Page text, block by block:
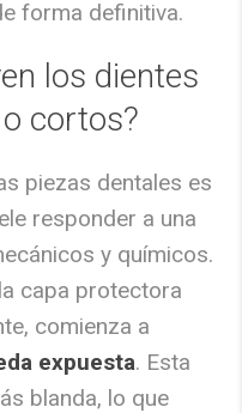
forma definitiva.
los dientes
cortos?
piezas dentales es
responder a una
y químicos.
capa protectora
comienza a
expuesta. Esta
blanda, lo que